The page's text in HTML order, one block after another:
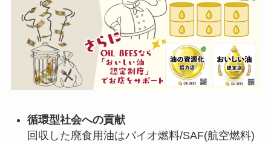
循環型社会への貢献
回収した廃食用油はバイオ燃料/SAF(航空燃料)